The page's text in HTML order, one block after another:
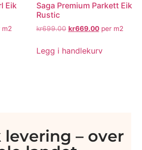
Eik
m2
Saga Premium Parkett Eik
Rustic
kr699.00 kr669.00per m2
Legg i handlekurv
levering – over